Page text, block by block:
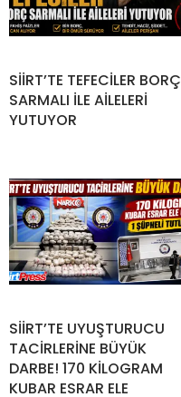
SİİRT’TE TEFECİLER BORÇ
SARMALI İLE AİLELERİ
YUTUYOR
SİİRT’TE UYUŞTURUCU
TACİRLERİNE BÜYÜK
DARBE! 170 KİLOGRAM
KUBAR ESRAR ELE